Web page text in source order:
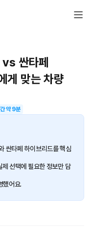
싼타페
게 맞는 차량
약9분
싼타페 하이브리드를 핵심
제 선택에 필요한 정보만 담
했어요.